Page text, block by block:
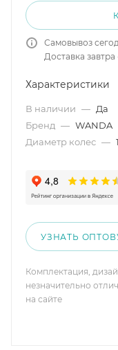
Самовывоз
Доставка завтра
Характеристики
В наличии — Да
Бренд — WANDA
Диаметр колес —
УЗНАТЬ
Комплектация,
незначительно
на сайте